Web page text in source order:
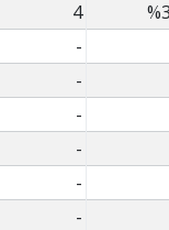
4
-
-
-
-
-
-